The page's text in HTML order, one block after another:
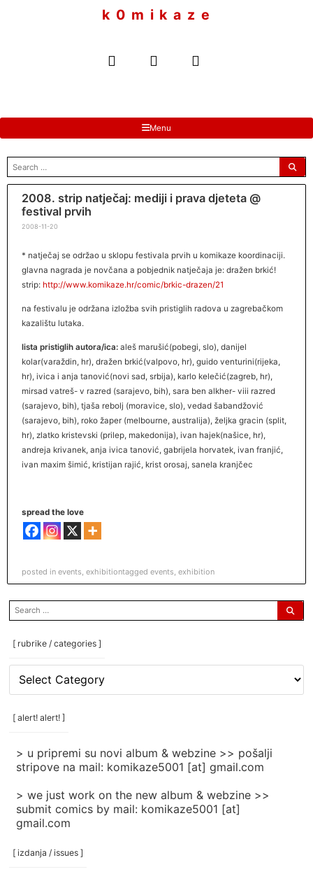
k 0 m i k a z e
Menu
search
for:
2008. strip natječaj: mediji i prava djeteta @
festival prvih
2008-11-20
* natječaj se održao u sklopu festivala prvih u komikaze koordinaciji.
glavna nagrada je novčana a pobjednik natječaja je: dražen brkić!
strip: http://www.komikaze.hr/comic/brkic-drazen/21
na festivalu je održana izložba svih pristiglih radova u zagrebačkom
kazalištu lutaka.
lista pristiglih autora/ica:aleš marušić(pobegi, slo), danijel
kolar(varaždin, hr), dražen brkić(valpovo, hr), guido venturini(rijeka,
hr), ivica i anja tanović(novi sad, srbija), karlo kelečić(zagreb, hr),
mirsad vatreš- v razred (sarajevo, bih), sara ben alkher- viii razred
(sarajevo, bih), tjaša rebolj (moravice, slo), vedad šabandžović
(sarajevo, bih), roko žaper (melbourne, australija), željka gracin (split,
hr), zlatko kristevski (prilep, makedonija), ivan hajek(našice, hr),
andreja krivanek, anja ivica tanović, gabrijela horvatek, ivan franjić,
ivan maxim šimić, kristijan rajić, krist orosaj, sanela kranjčec
spread the love
posted in events, exhibitiontagged events, exhibition
search
for:
[ rubrike / categories ]
rubrike
/
categories
[ alert! alert! ]
> u pripremi su novi album & webzine >> pošalji
stripove na mail: komikaze5001 [at] gmail.com
> we just work on the new album & webzine >>
submit comics by mail: komikaze5001 [at]
gmail.com
[ izdanja / issues ]